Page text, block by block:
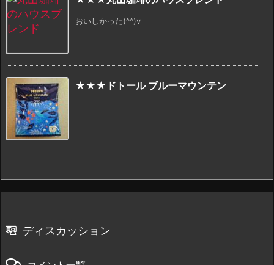
おいしかった(^^)v
★★★ドトール ブルーマウンテン
ディスカッション